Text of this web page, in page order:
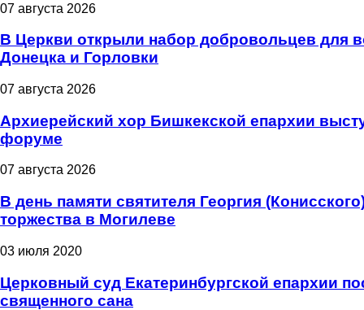
07 августа 2026
В Церкви открыли набор добровольцев для
Донецка и Горловки
07 августа 2026
Архиерейский хор Бишкекской епархии
форуме
07 августа 2026
В день памяти святителя Георгия
торжества в Могилеве
03 июля 2020
Церковный суд Екатеринбургской епархии
священного сана